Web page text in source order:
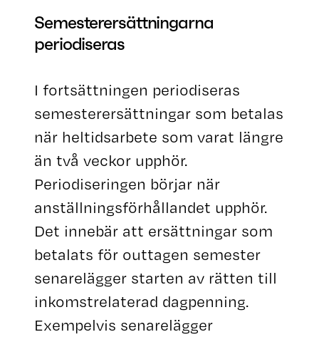
Semesterersättningarna
periodiseras
I fortsättningen periodiseras
semesterersättningar som betalas
när heltidsarbete som varat längre
än två veckor upphör.
Periodiseringen börjar när
anställningsförhållandet upphör.
Det innebär att ersättningar som
betalats för outtagen semester
senarelägger starten av rätten till
inkomstrelaterad dagpenning.
Exempelvis senarelägger